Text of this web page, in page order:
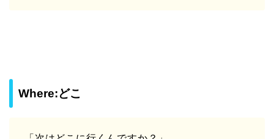
Where:どこ